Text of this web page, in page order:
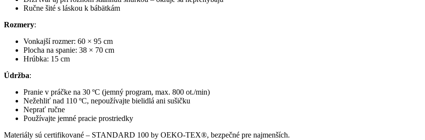
Ručne šité s láskou k bábätkám
Rozmery:
Vonkajší rozmer: 60 × 95 cm
Plocha na spanie: 38 × 70 cm
Hrúbka: 15 cm
Údržba:
Pranie v práčke na 30 ºC (jemný program, max. 800 ot./min)
Nežehliť nad 110 ºC, nepoužívajte bielidlá ani sušičku
Neprať ručne
Používajte jemné pracie prostriedky
Materiály sú certifikované – STANDARD 100 by OEKO-TEX®, bezpečné pre najmenších.